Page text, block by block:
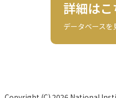
詳細はこ
データベースを